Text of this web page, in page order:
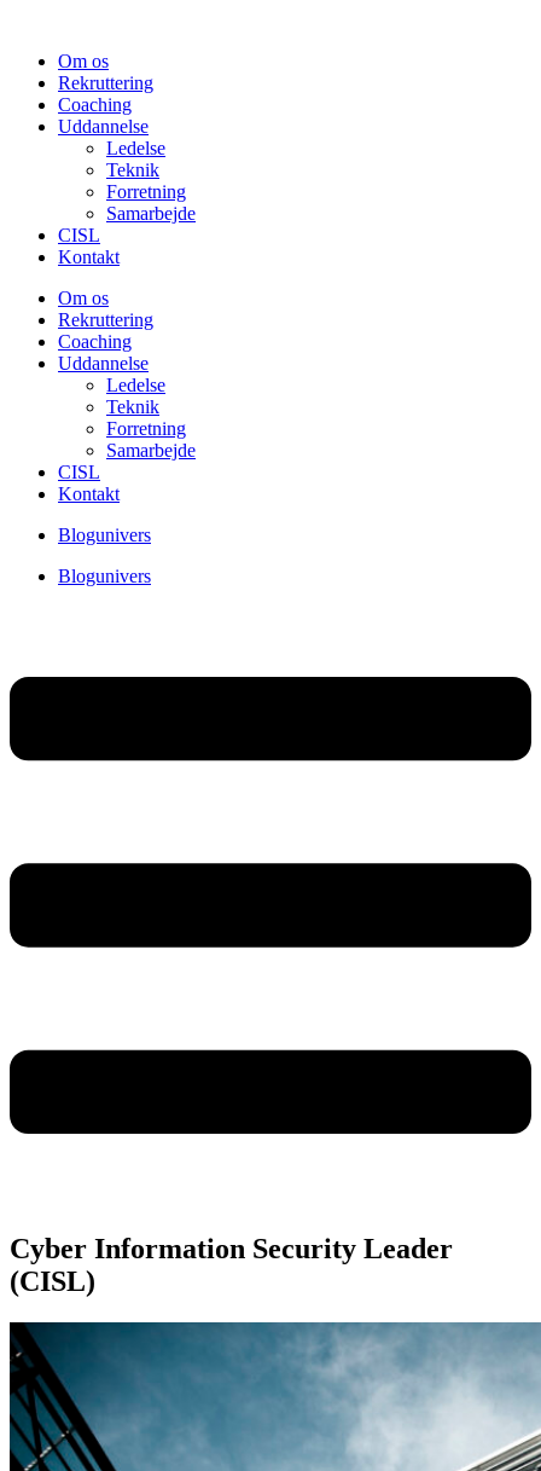
Om os
Rekruttering
Coaching
Uddannelse
Ledelse
Teknik
Forretning
Samarbejde
CISL
Kontakt
Om os
Rekruttering
Coaching
Uddannelse
Ledelse
Teknik
Forretning
Samarbejde
CISL
Kontakt
Blogunivers
Blogunivers
Cyber Information Security Leader
(CISL)